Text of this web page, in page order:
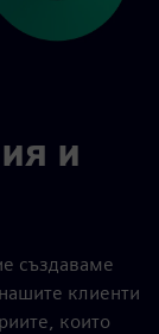
и
създаваме
клиенти
които